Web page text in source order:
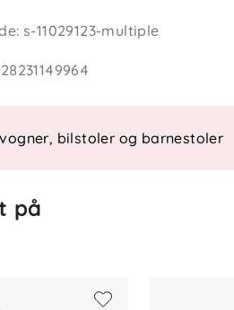
:s-11029123-multiple
bilstoler og barnestoler
på